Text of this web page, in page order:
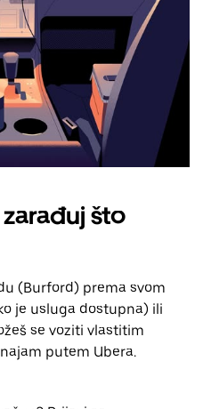
što
(Burford) prema svom
je usluga dostupna) ili
se voziti vlastitim
putem Ubera.